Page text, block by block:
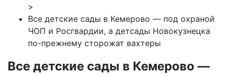
>
Все детские сады в Кемерово — под охраной
ЧОП и Росгвардии, а детсады Новокузнецка
по-прежнему сторожат вахтеры
Все детские сады в Кемерово —